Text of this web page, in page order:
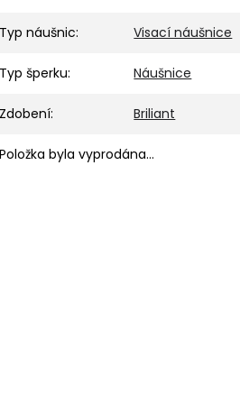
Typ náušnic: Visací náušnice
Typ šperku: Náušnice
Zdobení: Briliant
Položka byla vyprodána…